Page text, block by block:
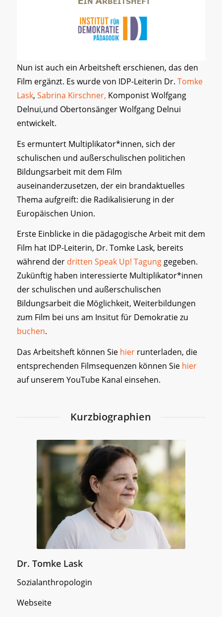
Nun ist auch ein Arbeitsheft erschienen, das den
Film ergänzt. Es wurde von IDP-Leiterin Dr. Tomke
Lask, Sabrina Kirschner, Komponist Wolfgang
Delnui,und Obertonsänger Wolfgang Delnui
entwickelt.
Es ermuntert Multiplikator*innen, sich der
schulischen und außerschulischen politichen
Bildungsarbeit mit dem Film
auseinanderzusetzen, der ein brandaktuelles
Thema aufgreift: die Radikalisierung in der
Europäischen Union.
Erste Einblicke in die pädagogische Arbeit mit dem
Film hat IDP-Leiterin, Dr. Tomke Lask, bereits
während der dritten Speak Up! Tagung gegeben.
Zukünftig haben interessierte Multiplikator*innen
der schulischen und außerschulischen
Bildungsarbeit die Möglichkeit, Weiterbildungen
zum Film bei uns am Insitut für Demokratie zu
buchen.
Das Arbeitsheft können Sie hierrunterladen, die
entsprechenden Filmsequenzen können Sie hier
auf unserem YouTube Kanal einsehen.
Kurzbiographien
Dr. Tomke Lask
Sozialanthropologin
Webseite